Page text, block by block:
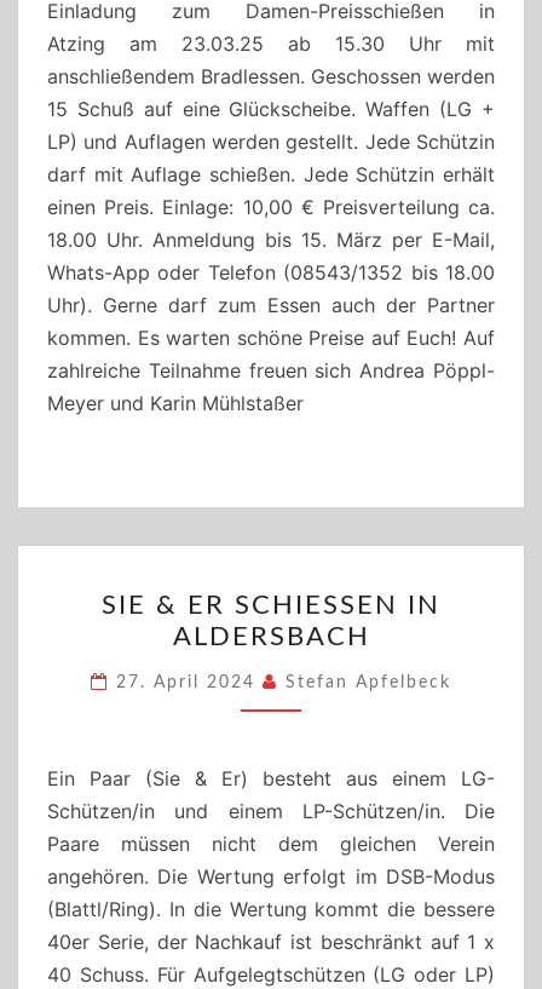
Einladung zum Damen-Preisschießen in
Atzing am 23.03.25 ab 15.30 Uhr mit
anschließendem Bradlessen. Geschossen werden
15 Schuß auf eine Glückscheibe. Waffen (LG +
LP) und Auflagen werden gestellt. Jede Schützin
darf mit Auflage schießen. Jede Schützin erhält
einen Preis. Einlage: 10,00 € Preisverteilung ca.
18.00 Uhr. Anmeldung bis 15. März per E-Mail,
Whats-App oder Telefon (08543/1352 bis 18.00
Uhr). Gerne darf zum Essen auch der Partner
kommen. Es warten schöne Preise auf Euch! Auf
zahlreiche Teilnahme freuen sich Andrea Pöppl-
Meyer und Karin Mühlstaßer
&
ER
SCHIESSEN I
N A
SIE & ER SCHIESSEN IN A
LDERSBACH
27. April 2024 Stefan Apfelbeck
Ein Paar (Sie & Er) besteht aus einem LG-
Schützen/in und einem LP-Schützen/in. Die
Paare müssen nicht dem gleichen Verein
angehören. Die Wertung erfolgt im DSB-Modus
(Blattl/Ring). In die Wertung kommt die bessere
40er Serie, der Nachkauf ist beschränkt auf 1 x
40 Schuss. Für Aufgelegtschützen (LG oder LP)